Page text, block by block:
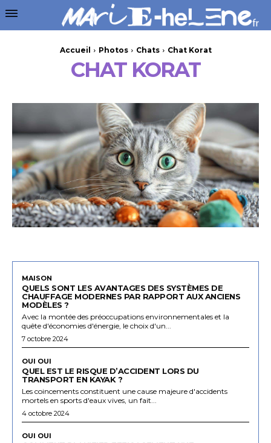
Accueil Photos Chats Chat Korat
CHAT KORAT
MAISON
QUELS SONT LES AVANTAGES DES SYSTÈMES DE
CHAUFFAGE MODERNES PAR RAPPORT AUX ANCIENS
MODÈLES ?
Avec la montée des préoccupations environnementales et la
quête d'économies d'énergie, le choix d'un...
7 octobre 2024
OUI OUI
QUEL EST LE RISQUE D’ACCIDENT LORS DU
TRANSPORT EN KAYAK ?
Les coincements constituent une cause majeure d'accidents
mortels en sports d'eaux vives, un fait...
4 octobre 2024
OUI OUI